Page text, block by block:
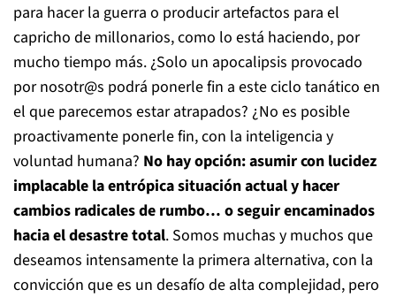
para hacer la guerra o producir artefactos para el
capricho de millonarios, como lo está haciendo, por
mucho tiempo más. ¿Solo un apocalipsis provocado
por nosotr@s podrá ponerle fin a este ciclo tanático en
el que parecemos estar atrapados? ¿No es posible
proactivamente ponerle fin, con la inteligencia y
voluntad humana? No hay opción: asumir con lucidez
implacable la entrópica situación actual y hacer
cambios radicales de rumbo… o seguir encaminados
hacia el desastre total. Somos muchas y muchos que
deseamos intensamente la primera alternativa, con la
convicción que es un desafío de alta complejidad, pero